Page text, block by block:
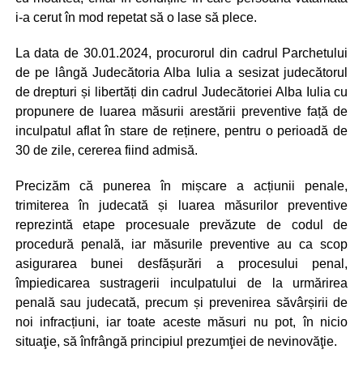
i-a cerut în mod repetat să o lase să plece.
La data de 30.01.2024, procurorul din cadrul Parchetului
de pe lângă Judecătoria Alba Iulia a sesizat judecătorul
de drepturi și libertăți din cadrul Judecătoriei Alba Iulia cu
propunere de luarea măsurii arestării preventive față de
inculpatul aflat în stare de reținere, pentru o perioadă de
30 de zile, cererea fiind admisă.
Precizăm că punerea în mișcare a acțiunii penale,
trimiterea în judecată și luarea măsurilor preventive
reprezintă etape procesuale prevăzute de codul de
procedură penală, iar măsurile preventive au ca scop
asigurarea bunei desfășurări a procesului penal,
împiedicarea sustragerii inculpatului de la urmărirea
penală sau judecată, precum și prevenirea săvârșirii de
noi infracțiuni, iar toate aceste măsuri nu pot, în nicio
situaţie, să înfrângă principiul prezumţiei de nevinovăţie.